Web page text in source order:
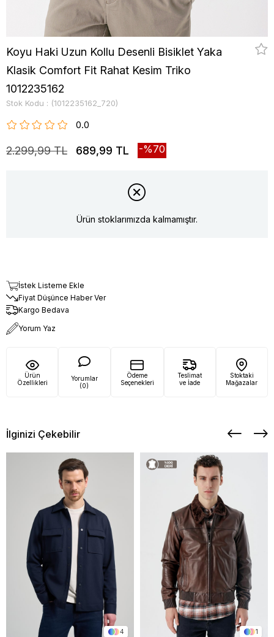
Koyu Haki Uzun Kollu Desenli Bisiklet Yaka
Klasik Comfort Fit Rahat Kesim Triko
1012235162
Stok Kodu (1012235162_720)
0.0
2.299,99 TL 689,99 TL 70
Ürün stoklarımızda kalmamıştır.
İstek Listeme Ekle
Fiyat Düşünce Haber Ver
Kargo Bedava
Yorum Yaz
Ürün
Özellikleri
Yorumlar
(0)
Ödeme
Seçenekleri
Teslimat
ve İade
Stoktaki
Mağazalar
İlginizi Çekebilir
4 1